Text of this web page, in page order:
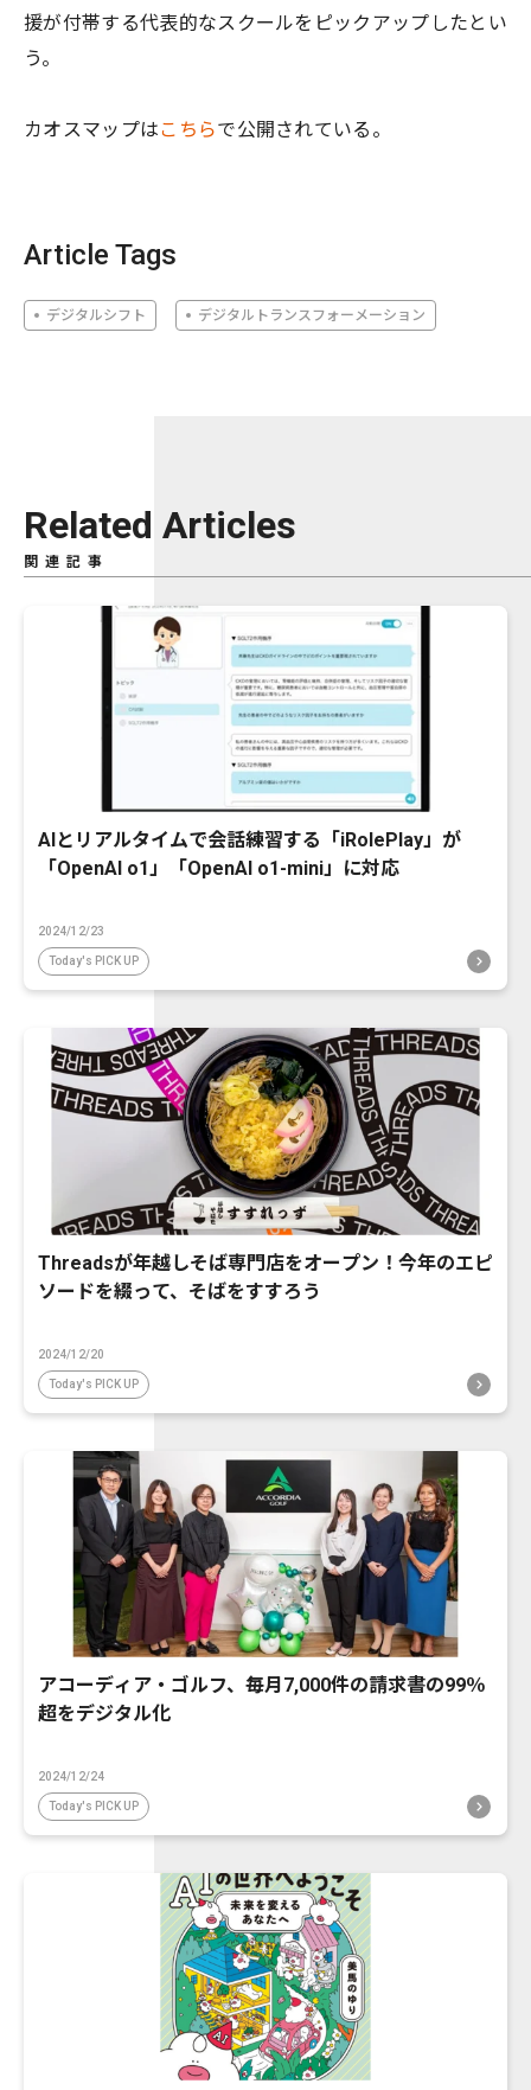
援が付帯する代表的なスクールをピックアップしたとい
う。
カオスマップはこちらで公開されている。
Article Tags
デジタルシフト デジタルトランスフォーメーション
Related Articles
関連記事
AIとリアルタイムで会話練習する「iRolePlay」が
「OpenAI o1」「OpenAI o1-mini」に対応
2024/12/23
Today's PICK UP
Threadsが年越しそば専門店をオープン！今年のエピ
ソードを綴って、そばをすすろう
2024/12/20
Today's PICK UP
アコーディア・ゴルフ、毎月7,000件の請求書の99％
超をデジタル化
2024/12/24
Today's PICK UP